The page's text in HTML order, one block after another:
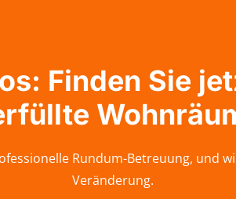
Finden Sie
Rundum-Betreuung, und
Veränderung.